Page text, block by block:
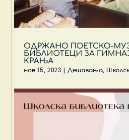
ОДРЖАНО ПОЕТСКО-
БИБЛИОТЕЦИ ЗА
КРАЊА
нов 15, 2023 |Дешавања,